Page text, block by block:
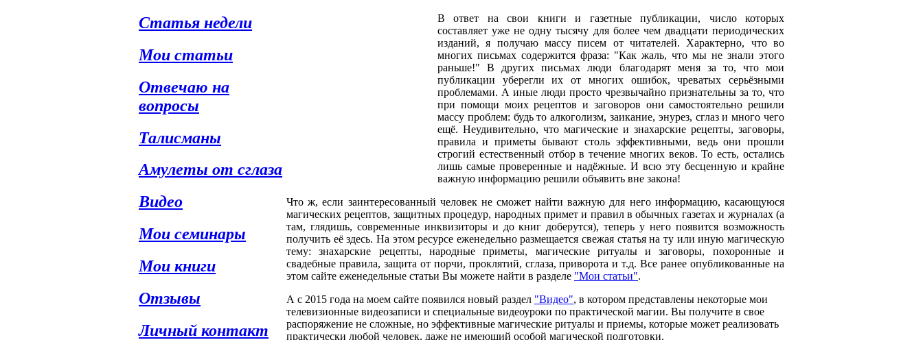
Статья недели
Мои статьи
Отвечаю на
вопросы
Талисманы
Амулеты от сглаза
Видео
Мои семинары
Мои книги
Отзывы
Личный контакт
В ответ на свои книги и газетные публикации, число которых
составляет уже не одну тысячу для более чем двадцати периодических
изданий, я получаю массу писем от читателей. Характерно, что во
многих письмах содержится фраза: "Как жаль, что мы не знали этого
раньше!" В других письмах люди благодарят меня за то, что мои
публикации уберегли их от многих ошибок, чреватых серьёзными
проблемами. А иные люди просто чрезвычайно признательны за то, что
при помощи моих рецептов и заговоров они самостоятельно решили
массу проблем: будь то алкоголизм, заикание, энурез, сглаз и много чего
ещё. Неудивительно, что магические и знахарские рецепты, заговоры,
правила и приметы бывают столь эффективными, ведь они прошли
строгий естественный отбор в течение многих веков. То есть, остались
лишь самые проверенные и надёжные. И всю эту бесценную и крайне
важную информацию решили объявить вне закона!
Что ж, если заинтересованный человек не сможет найти важную для него информацию, касающуюся
магических рецептов, защитных процедур, народных примет и правил в обычных газетах и журналах (а
там, глядишь, современные инквизиторы и до книг доберутся), теперь у него появится возможность
получить её здесь. На этом ресурсе еженедельно размещается свежая статья на ту или иную магическую
тему: знахарские рецепты, народные приметы, магические ритуалы и заговоры, похоронные и
свадебные правила, защита от порчи, проклятий, сглаза, приворота и т.д. Все ранее опубликованные на
этом сайте еженедельные статьи Вы можете найти в разделе "Мои статьи".
А с 2015 года на моем сайте появился новый раздел "Видео", в котором представлены некоторые мои
телевизионные видеозаписи и специальные видеоуроки по практической магии. Вы получите в свое
распоряжение не сложные, но эффективные магические ритуалы и приемы, которые может реализовать
практически любой человек, даже не имеющий особой магической подготовки.